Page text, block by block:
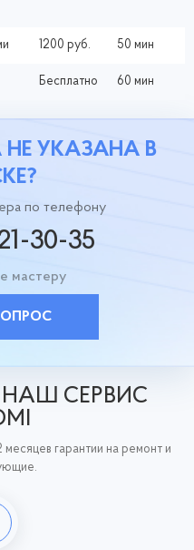
1200 руб. 50 мин
Бесплатно 60 мин
УКАЗАНА В
по телефону
30-35
мастеру
НАШ СЕРВИС
месяцев гарантии на ремонт и